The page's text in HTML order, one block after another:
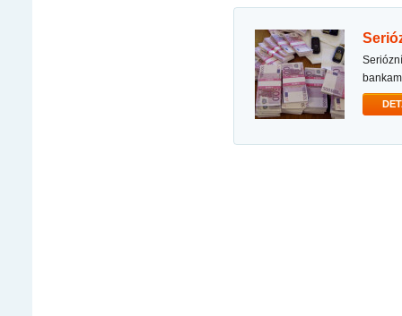
seriózní a rychlá nabídka půjčky - whatsapp: +420739364434 spolupracujeme s partnerskými